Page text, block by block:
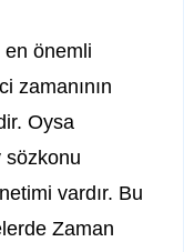
önemli
zamanının
Oysa
sözkonu
vardır. Bu
Zaman